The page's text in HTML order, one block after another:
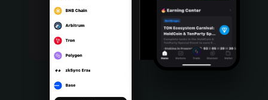
Português (Portugal)
Bahasa Indonesia
Português (Brasil)